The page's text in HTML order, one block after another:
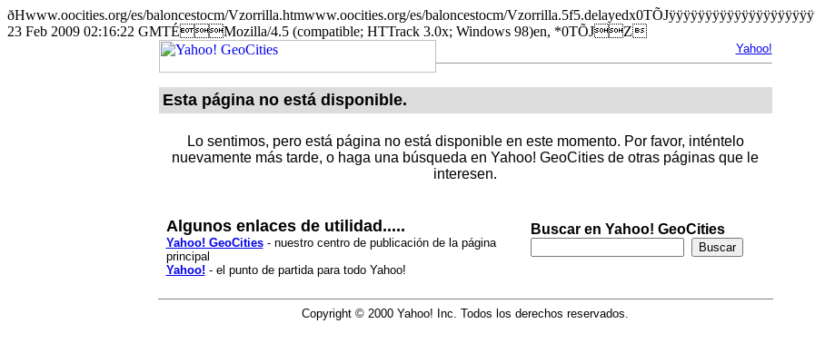
ðHwww.oocities.org/es/baloncestocm/Vzorrilla.htmwww.oocities.org/es/baloncestocm/
23 Feb 2009 02:16:22 GMTÉMozilla/4.5 (compatible; HTTrack 3.0x; Windows 98)en, *0TÕJZ
Yahoo!
Esta página no está disponible.
Lo sentimos, pero está página no está disponible en este momento. Por favor, inténtelo
nuevamente más tarde, o haga una búsqueda en Yahoo! GeoCities de otras páginas que le
interesen.
Algunos enlaces de utilidad.....
Yahoo! GeoCities- nuestro centro de publicación de la página
principal
Yahoo! - el punto de partida para todo Yahoo!
Buscar en Yahoo! GeoCities
Copyright © 2000 Yahoo! Inc. Todos los derechos reservados.